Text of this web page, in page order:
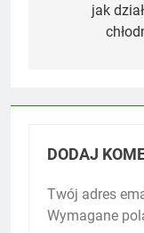
jak
DODAJ
Twój adres
Wymagane